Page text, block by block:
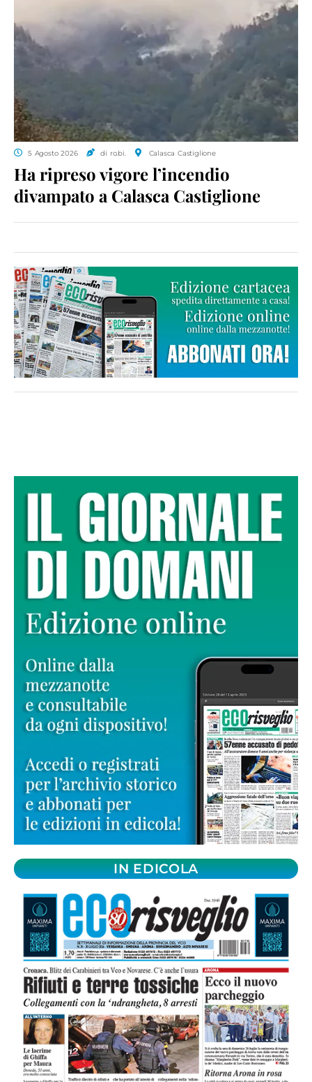
5 Agosto 2026 di ro.bi. Calasca Castiglione
Ha ripreso vigore l’incendio
divampato a Calasca Castiglione
IN EDICOLA